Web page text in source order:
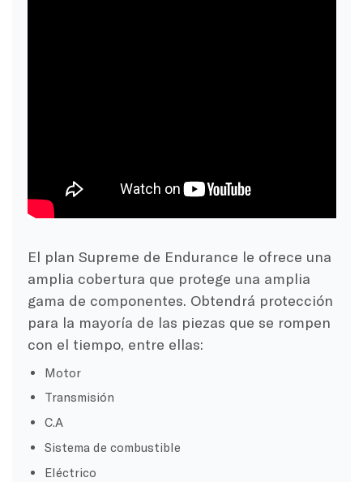
El plan Supreme de Endurance le ofrece una
amplia cobertura que protege una amplia
gama de componentes. Obtendrá protección
para la mayoría de las piezas que se rompen
con el tiempo, entre ellas:
Motor
Transmisión
C.A
Sistema de combustible
Eléctrico